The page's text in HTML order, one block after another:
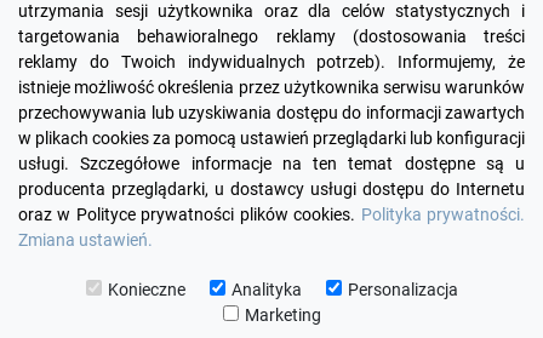
FacebookYouTubePinterest
utrzymania sesji użytkownika oraz dla celów statystycznych i
targetowania behawioralnego reklamy (dostosowania treści
reklamy do Twoich indywidualnych potrzeb). Informujemy, że
istnieje możliwość określenia przez użytkownika serwisu warunków
przechowywania lub uzyskiwania dostępu do informacji zawartych
w plikach cookies za pomocą ustawień przeglądarki lub konfiguracji
usługi. Szczegółowe informacje na ten temat dostępne są u
producenta przeglądarki, u dostawcy usługi dostępu do Internetu
oraz w Polityce prywatności plików cookies. Polityka prywatności.
Zmiana ustawień.
Konieczne Analityka
Personalizacja
Marketing
PRODUKTY 
INFORMACJE 